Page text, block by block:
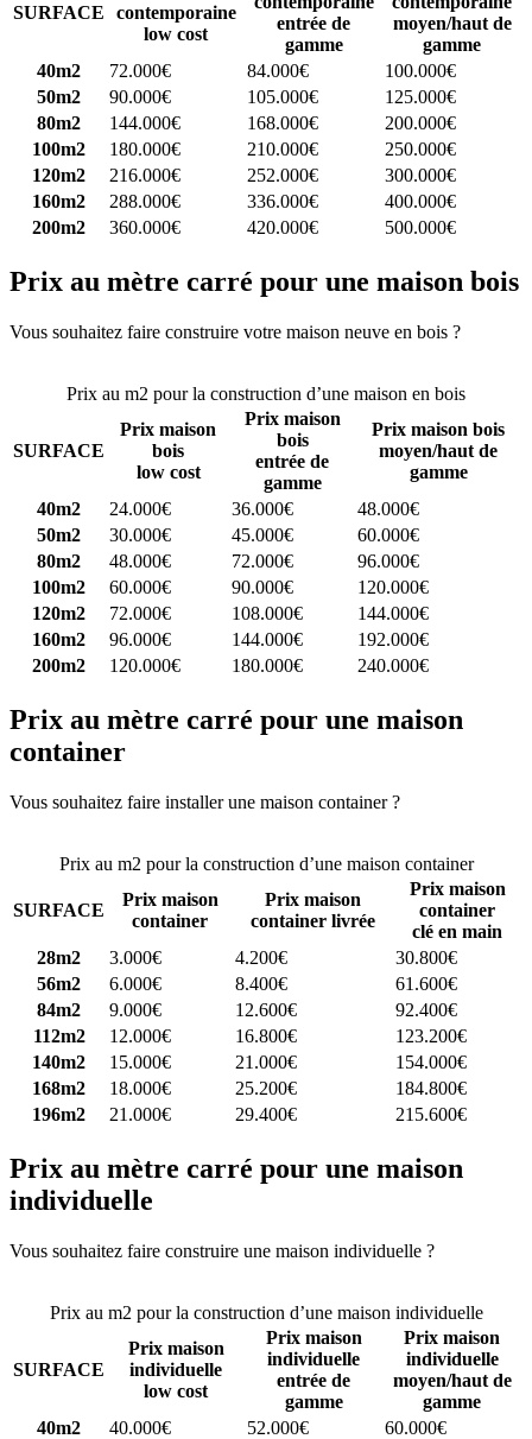
SURFACE
contemporaine
low cost
entrée de
gamme
moyen/haut de
gamme
40m2
72.000€ 84.000€
100.000€
50m2
90.000€ 105.000€
125.000€
80m2
144.000€ 168.000€
200.000€
100m2
180.000€ 210.000€
250.000€
120m2
216.000€ 252.000€
300.000€
160m2
288.000€ 336.000€
400.000€
200m2
360.000€ 420.000€ 500.000€
Prix au mètre carré pour une maison bois
Vous souhaitez faire construire votre maison neuve en bois ?
Prix au m2 pour la construction d’une maison en bois
SURFACE
Prix maison
bois
low cost
Prix maison
bois
entrée de
gamme
Prix maison bois
moyen/haut de
gamme
40m2
24.000€ 36.000€
48.000€
50m2
30.000€ 45.000€
60.000€
80m2
48.000€ 72.000€
96.000€
100m2
60.000€ 90.000€
120.000€
120m2
72.000€ 108.000€
144.000€
160m2
96.000€ 144.000€
192.000€
200m2
120.000€ 180.000€ 240.000€
Prix au mètre carré pour une maison
container
Vous souhaitez faire installer une maison container ?
Prix au m2 pour la construction d’une maison container
SURFACE
Prix maison
container
Prix maison
container livrée
Prix maison
container
clé en main
28m2
3.000€ 4.200€
30.800€
56m2
6.000€ 8.400€
61.600€
84m2
9.000€ 12.600€
92.400€
112m2
12.000€ 16.800€
123.200€
140m2
15.000€ 21.000€
154.000€
168m2
18.000€ 25.200€
184.800€
196m2
21.000€ 29.400€ 215.600€
Prix au mètre carré pour une maison
individuelle
Vous souhaitez faire construire une maison individuelle ?
Prix au m2 pour la construction d’une maison individuelle
SURFACE
Prix maison
individuelle
low cost
Prix maison
individuelle
entrée de
gamme
Prix maison
individuelle
moyen/haut de
gamme
40m2
40.000€ 52.000€
60.000€